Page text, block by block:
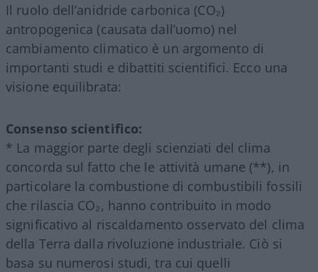
Il ruolo dell’anidride carbonica (CO₂)
antropogenica (causata dall’uomo) nel
cambiamento climatico è un argomento di
importanti studi e dibattiti scientifici. Ecco una
visione equilibrata:
Consenso scientifico:
* La maggior parte degli scienziati del clima
concorda sul fatto che le attività umane (**), in
particolare la combustione di combustibili fossili
che rilascia CO₂, hanno contribuito in modo
significativo al riscaldamento osservato del clima
della Terra dalla rivoluzione industriale. Ciò si
basa su numerosi studi, tra cui quelli